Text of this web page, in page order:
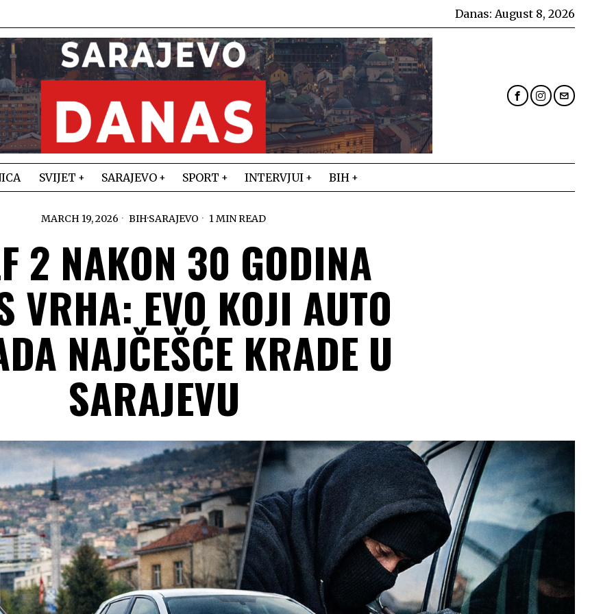
Danas: August 8, 2026
SVIJET SARAJEVO SPORT INTERVJUI BIH
MARCH 19, 2026 BIH·SARAJEVO 1 MIN READ
2 NAKON 30 GODINA
VRHA: EVO KOJI AUTO
NAJČEŠĆE KRADE U
SARAJEVU